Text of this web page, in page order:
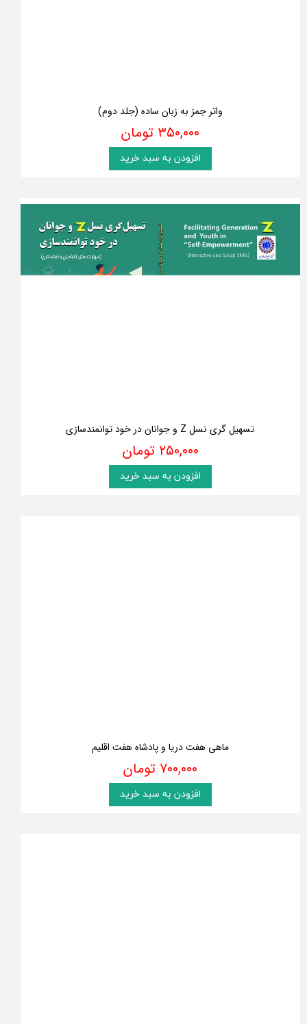
واتر جمز به زبان ساده (جلد دوم)
۳۵۰,۰۰۰ تومان
افزودن به سبد خرید
تسهیل گری نسل Z و جوانان در خود توانمندسازی
۲۵۰,۰۰۰ تومان
افزودن به سبد خرید
ماهی هفت دریا و پادشاه هفت اقلیم
۷۰۰,۰۰۰ تومان
افزودن به سبد خرید